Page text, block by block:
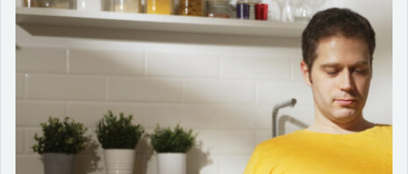
Mergulhando no impacto da
inclusão social em jogos digitais
Explore a importância da inclusão social e acessibilidade
em jogos digitais para pessoas com deficiência, focando
em tecnologias inovadoras e soluções acessíveis.